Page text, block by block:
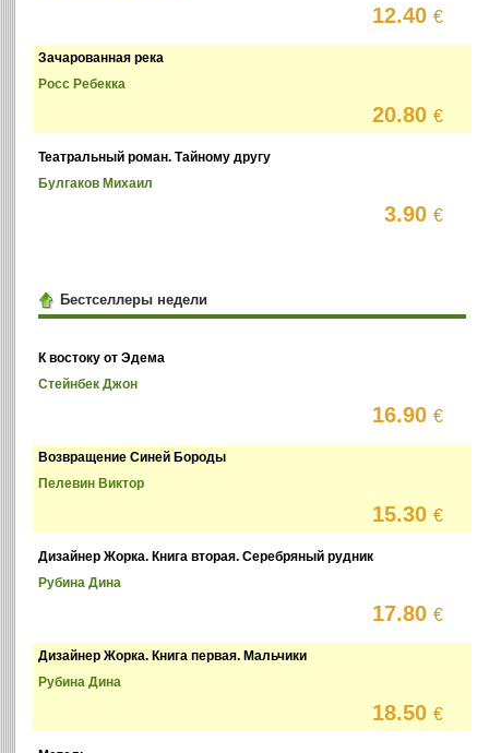
12.40€
Зачарованная река
Росс Ребекка
20.80€
Театральный роман. Тайному другу
Булгаков Михаил
3.90€
Бестселлеры недели
К востоку от Эдема
Стейнбек Джон
16.90€
Возвращение Синей Бороды
Пелевин Виктор
15.30€
Дизайнер Жорка. Книга вторая. Серебряный рудник
Рубина Дина
17.80€
Дизайнер Жорка. Книга первая. Мальчики
Рубина Дина
18.50€